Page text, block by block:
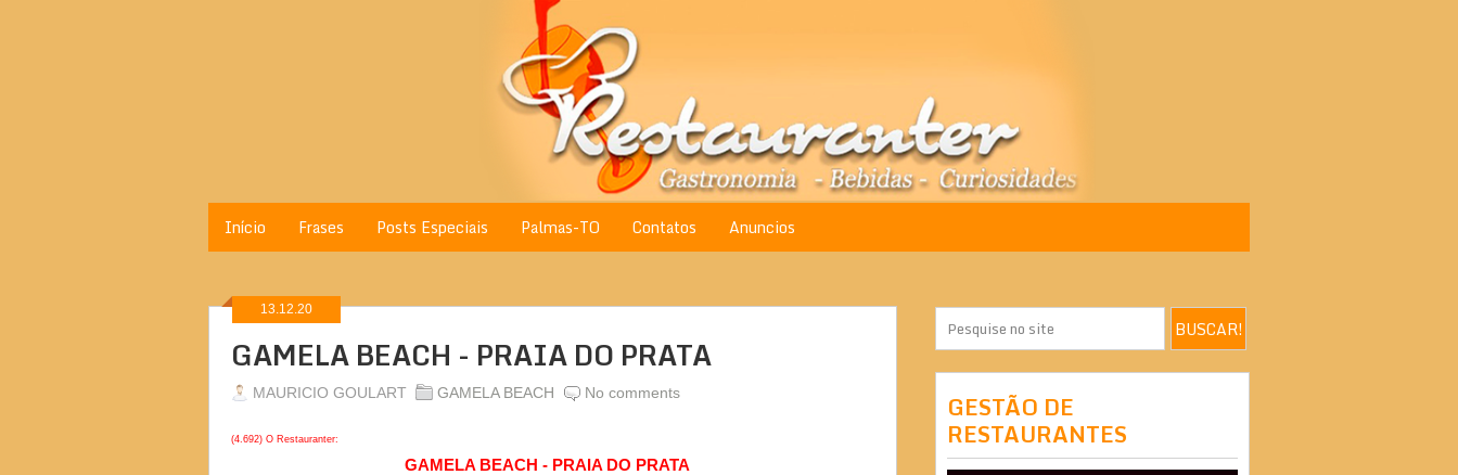
Início Frases Posts Especiais Palmas-TO Contatos Anuncios
13.12.20
GAMELA BEACH - PRAIA DO PRATA
MAURICIO GOULART GAMELA BEACH No comments
(4.692) O Restauranter:
GAMELA BEACH - PRAIA DO PRATA
GESTÃO DE
RESTAURANTES